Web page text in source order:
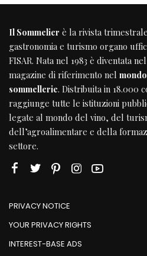
Il Sommelier è la rivista
gastronomia e turismo organo
FISAR. Nata nel 1983 è diventata
magazine di riferimento nel
sommellerie. Distribuita in 18.000
raggiunge tutte le istituzioni
legate al mondo del vino, del
dell’agroalimentare e della
settore.
PRIVACY NOTICE
YOUR PRIVACY RIGHTS
INTEREST-BASE ADS